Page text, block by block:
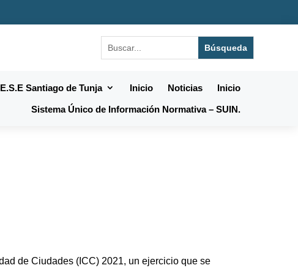
E.S.E Santiago de Tunja Inicio Noticias Inicio
Sistema Único de Información Normativa – SUIN.
de Ciudades (ICC) 2021, un ejercicio que se